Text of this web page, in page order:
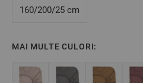
Mărime: 200/200/25 cm
Material: 100% bumbac satinat
** Fotografiile sunt orientative.
160/200/25 cm
MAI MULTE CULORI: